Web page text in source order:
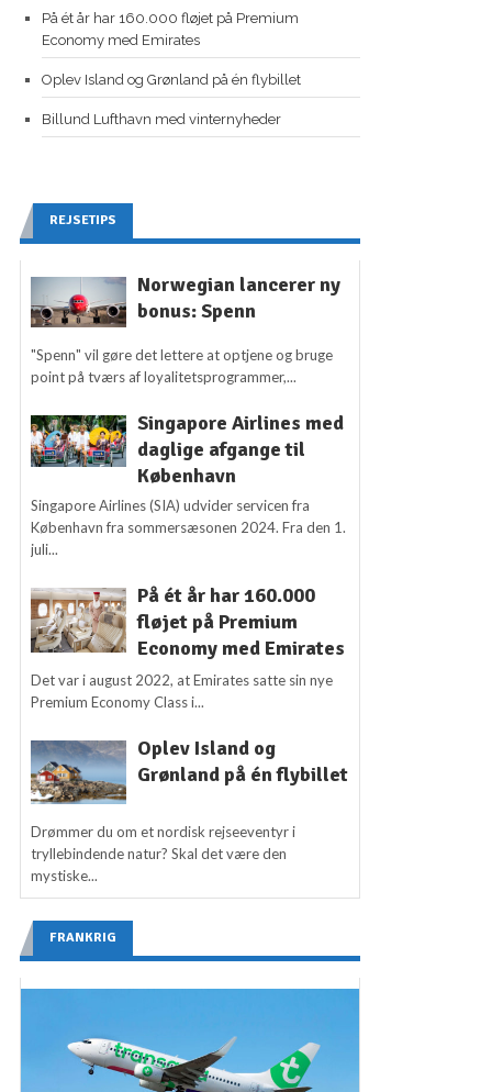
På ét år har 160.000 fløjet på Premium
Economy med Emirates
Oplev Island og Grønland på én flybillet
Billund Lufthavn med vinternyheder
REJSETIPS
Norwegian lancerer ny
bonus: Spenn
"Spenn" vil gøre det lettere at optjene og bruge
point på tværs af loyalitetsprogrammer,...
Singapore Airlines med
daglige afgange til
København
Singapore Airlines (SIA) udvider servicen fra
København fra sommersæsonen 2024. Fra den 1.
juli...
På ét år har 160.000
fløjet på Premium
Economy med Emirates
Det var i august 2022, at Emirates satte sin nye
Premium Economy Class i...
Oplev Island og
Grønland på én flybillet
Drømmer du om et nordisk rejseeventyr i
tryllebindende natur? Skal det være den
mystiske...
FRANKRIG